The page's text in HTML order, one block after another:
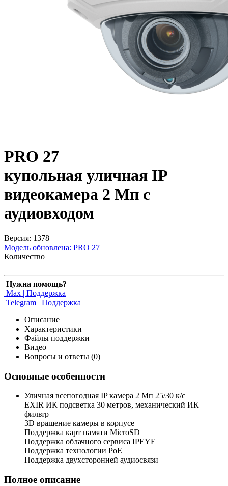
PRO 27
купольная уличная IP
видеокамера 2 Мп с
аудиовходом
Версия: 1378
Модель обновлена: PRO 27
Количество
Нужна помощь?
Max | Поддержка
Telegram | Поддержка
Описание
Характеристики
Файлы поддержки
Видео
Вопросы и ответы (0)
Основные особенности
Уличная всепогодная IP камера 2 Мп 25/30 к/с
EXIR ИК подсветка 30 метров, механический ИК
фильтр
3D вращение камеры в корпусе
Поддержка карт памяти MicroSD
Поддержка облачного сервиса IPEYE
Поддержка технологии PoE
Поддержка двухсторонней аудиосвязи
Полное описание